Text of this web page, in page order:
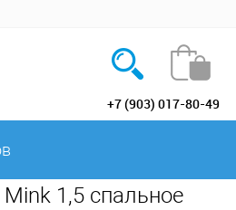
+7 (903) 017-80-49
1,5 спальное